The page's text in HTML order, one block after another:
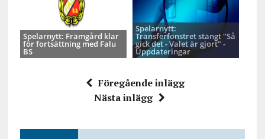
Spelarnytt: Främgård klar
för fortsättning med Falu
BS
Spelarnytt:
Transferfönstret stängt "Så
gick det - Valet är gjort" -
Uppdateringar
Föregående inlägg
Nästa inlägg